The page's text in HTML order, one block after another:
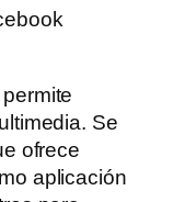
Se
ofrece
aplicación